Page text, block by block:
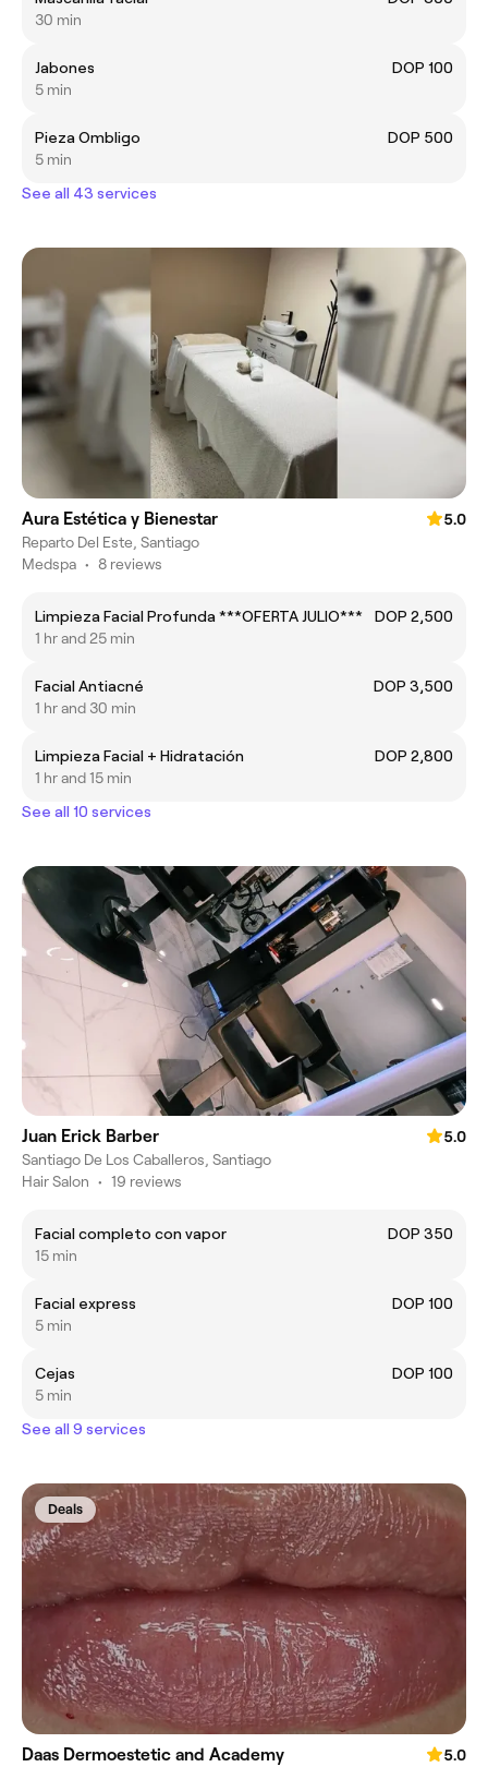
30 min
Jabones
DOP 100
5 min
Pieza Ombligo
DOP 500
5 min
See all 43 services
Aura Estética y Bienestar
5.0
Reparto Del Este, Santiago
Medspa • 8 reviews
Limpieza Facial Profunda ***OFERTA JULIO***
DOP 2,500
1 hr and 25 min
Facial Antiacné
DOP 3,500
1 hr and 30 min
Limpieza Facial + Hidratación
DOP 2,800
1 hr and 15 min
See all 10 services
Juan Erick Barber
5.0
Santiago De Los Caballeros, Santiago
Hair Salon • 19 reviews
Facial completo con vapor
DOP 350
15 min
Facial express
DOP 100
5 min
Cejas
DOP 100
5 min
See all 9 services
Deals
Daas Dermoestetic and Academy
5.0